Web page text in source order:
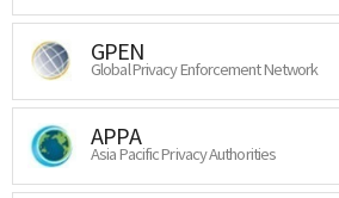
GPEN
Global Privacy Enforcement Network
APPA
Asia Pacific Privacy Authorities